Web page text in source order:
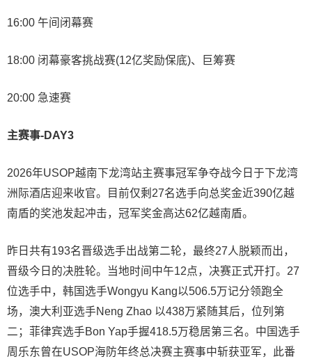
16:00 午间闭幕赛
18:00 闭幕豪客挑战赛(12亿奖励保底)、巨筹赛
20:00 急速赛
主赛事-DAY3
2026年USOP越南下龙湾站主赛事冠军争夺战今日于下龙湾
洲际酒店迎来收官。目前仅剩27名选手向总奖金近390亿越
南盾的奖池发起冲击，冠军奖金高达62亿越南盾。
昨日共有193名晋级选手出战第二轮，最终27人脱颖而出，
晋级今日的决胜轮。当地时间中午12点，决赛正式开打。27
位选手中，韩国选手Wongyu Kang以506.5万记分领跑全
场，澳大利亚选手Neng Zhao 以438万紧随其后，位列第
二；菲律宾选手Bon Yap手握418.5万稳居第三名。中国选手
周乐东曾在USOP海防年终总决赛主赛事中斩获亚军，此番